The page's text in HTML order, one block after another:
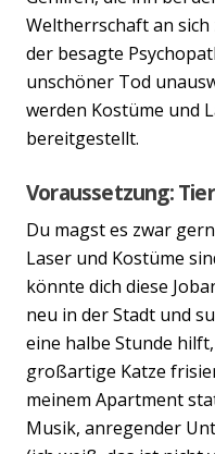
Previous
Weltherrschaft an
der besagte
unschöner Tod
werden Kostüme und
bereitgestellt.
Voraussetzung:
Du magst es zwar
Laser und Kostüme
könnte dich diese
neu in der Stadt und
eine halbe Stunde
großartige Katze
meinem Apartment
Musik, anregender